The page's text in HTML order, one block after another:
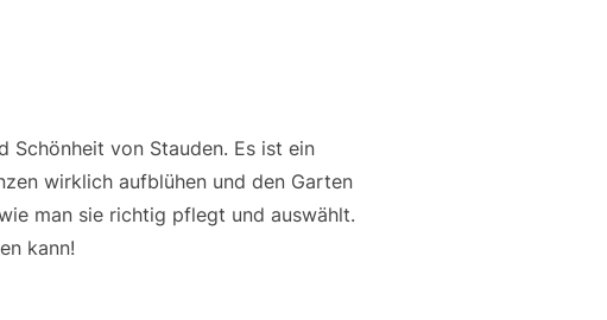
Schönheit von Stauden. Es ist ein
wirklich aufblühen und den Garten
man sie richtig pflegt und auswählt.
kann!